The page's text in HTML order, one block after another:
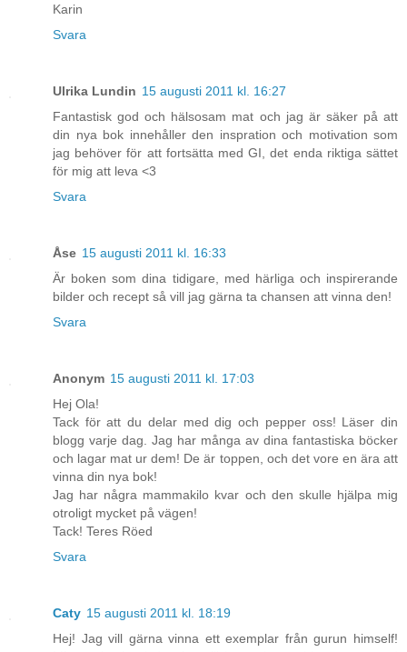
Karin
Svara
Ulrika Lundin 15 augusti 2011 kl. 16:27
Fantastisk god och hälsosam mat och jag är säker på att
din nya bok innehåller den inspration och motivation som
jag behöver för att fortsätta med GI, det enda riktiga sättet
för mig att leva <3
Svara
Åse 15 augusti 2011 kl. 16:33
Är boken som dina tidigare, med härliga och inspirerande
bilder och recept så vill jag gärna ta chansen att vinna den!
Svara
Anonym 15 augusti 2011 kl. 17:03
Hej Ola!
Tack för att du delar med dig och pepper oss! Läser din
blogg varje dag. Jag har många av dina fantastiska böcker
och lagar mat ur dem! De är toppen, och det vore en ära att
vinna din nya bok!
Jag har några mammakilo kvar och den skulle hjälpa mig
otroligt mycket på vägen!
Tack! Teres Röed
Svara
Caty 15 augusti 2011 kl. 18:19
Hej! Jag vill gärna vinna ett exemplar från gurun himself!